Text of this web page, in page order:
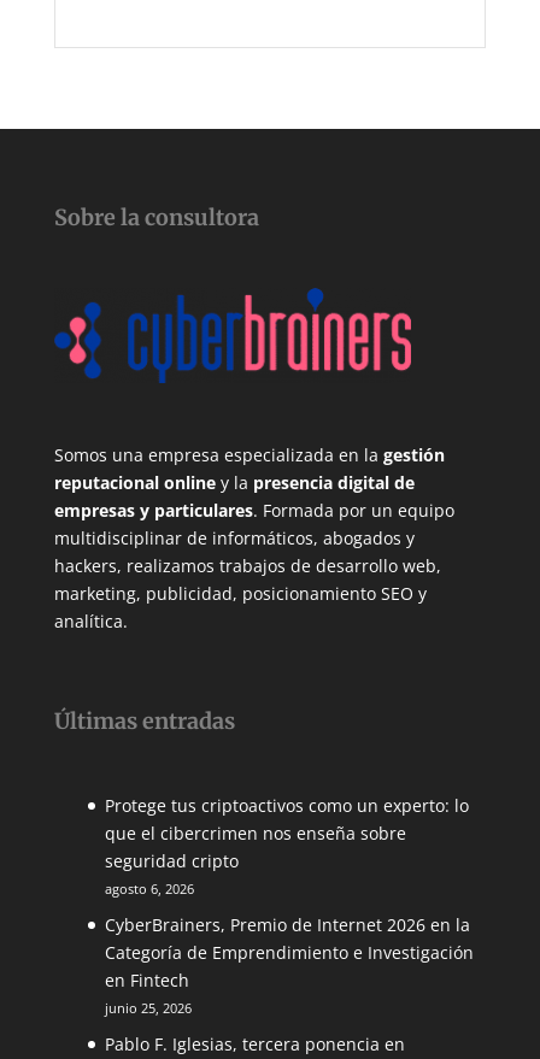
Sobre la consultora
Somos una empresa especializada en la gestión
reputacional onliney la presencia digital de
empresas y particulares. Formada por un equipo
multidisciplinar de informáticos, abogados y
hackers, realizamos trabajos de desarrollo web,
marketing, publicidad, posicionamiento SEO y
analítica.
Últimas entradas
Protege tus criptoactivos como un experto: lo
que el cibercrimen nos enseña sobre
seguridad cripto
agosto 6, 2026
CyberBrainers, Premio de Internet 2026 en la
Categoría de Emprendimiento e Investigación
en Fintech
junio 25, 2026
Pablo F. Iglesias, tercera ponencia en